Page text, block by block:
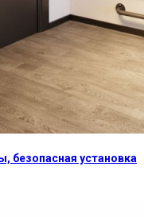
безопасная установка